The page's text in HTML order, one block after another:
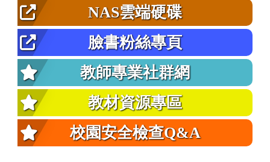
NAS雲端硬碟
臉書粉絲專頁
教師專業社群網
教材資源專區
校園安全檢查Q&A